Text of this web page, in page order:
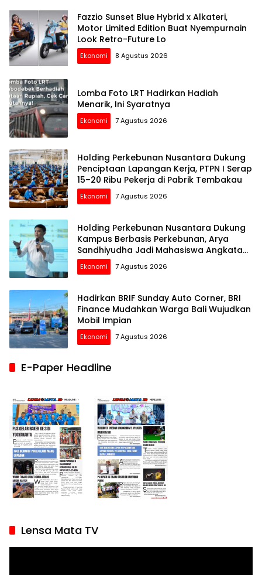
Fazzio Sunset Blue Hybrid x Alkateri,
Motor Limited Edition Buat Nyempurnain
Look Retro-Future Lo
Ekonomi 8 Agustus 2026
Lomba Foto LRT Hadirkan Hadiah
Menarik, Ini Syaratnya
Ekonomi 7 Agustus 2026
Holding Perkebunan Nusantara Dukung
Penciptaan Lapangan Kerja, PTPN I Serap
15–20 Ribu Pekerja di Pabrik Tembakau
Ekonomi 7 Agustus 2026
Holding Perkebunan Nusantara Dukung
Kampus Berbasis Perkebunan, Arya
Sandhiyudha Jadi Mahasiswa Angkatan
Pertama Magister ITSI
Ekonomi 7 Agustus 2026
Hadirkan BRIF Sunday Auto Corner, BRI
Finance Mudahkan Warga Bali Wujudkan
Mobil Impian
Ekonomi 7 Agustus 2026
E-Paper Headline
Lensa Mata TV